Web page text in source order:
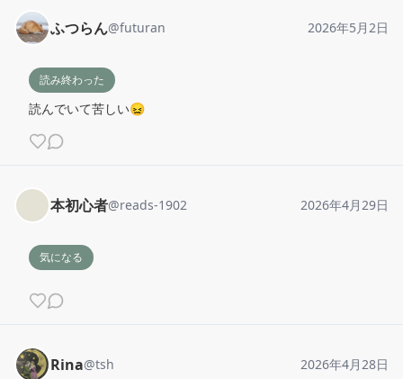
ふつらん@futuran 2026年5月2日
読み終わった
読んでいて苦しい😖
本初心者@reads-1902 2026年4月29日
気になる
Rina@tsh 2026年4月28日